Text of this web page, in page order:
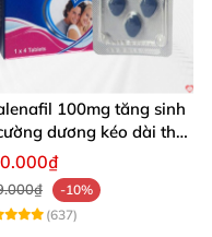
100mg tăng sinh
dương kéo dài thời
-10%
(637)